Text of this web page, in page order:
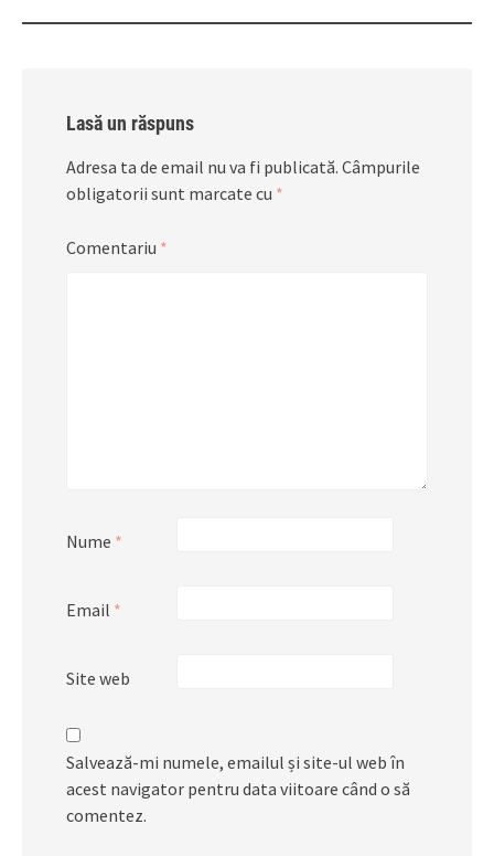
Lasă un răspuns
Adresa ta de email nu va fi publicată. Câmpurile
obligatorii sunt marcate cu *
Comentariu *
Nume *
Email *
Site web
Salvează-mi numele, emailul și site-ul web în
acest navigator pentru data viitoare când o să
comentez.